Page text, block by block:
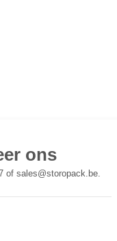
ons
of sales@storopack.be.